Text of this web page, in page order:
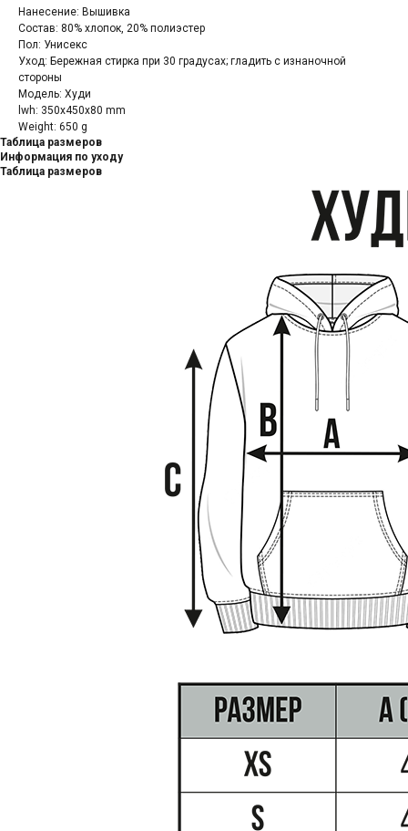
Нанесение: Вышивка
Состав: 80% хлопок, 20% полиэстер
Пол: Унисекс
Уход: Бережная стирка при 30 градусах; гладить с изнаночной
стороны
Модель: Худи
lwh: 350x450x80 mm
Weight: 650 g
Таблица размеров
Информация по уходу
Таблица размеров